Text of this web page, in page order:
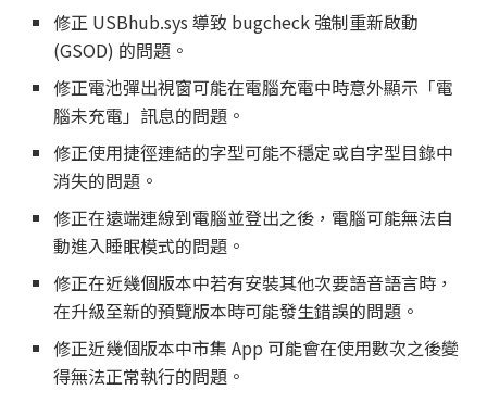
修正 USBhub.sys 導致 bugcheck 強制重新啟動
(GSOD) 的問題。
修正電池彈出視窗可能在電腦充電中時意外顯示「電
腦未充電」訊息的問題。
修正使用捷徑連結的字型可能不穩定或自字型目錄中
消失的問題。
修正在遠端連線到電腦並登出之後，電腦可能無法自
動進入睡眠模式的問題。
修正在近幾個版本中若有安裝其他次要語音語言時，
在升級至新的預覽版本時可能發生錯誤的問題。
修正近幾個版本中市集 App 可能會在使用數次之後變
得無法正常執行的問題。